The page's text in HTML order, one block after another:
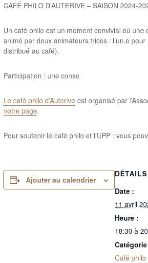
CAFÉ PHILO D’AUTERIVE – SAISON 2024-
Un café philo est un moment convivial où
animé par deux animateurs.trices : l’un.e
distribué au café).
Participation : une conso
Le café philo d’Auterive est organisé par
notre page.
Pour soutenir le café philo et l’UPP : vous
Ajouter au calendrier
DÉTAILS
Date :
11 avril
Heure :
18:30 à
Café